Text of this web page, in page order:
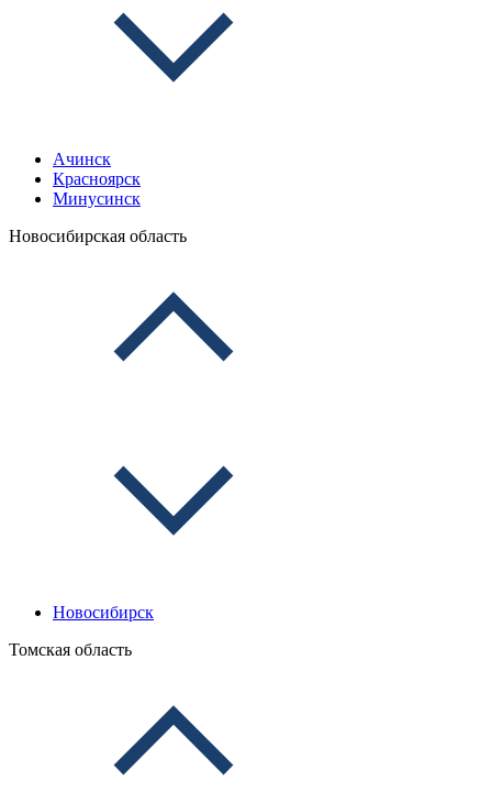
Ачинск
Красноярск
Минусинск
Новосибирская область
Новосибирск
Томская область